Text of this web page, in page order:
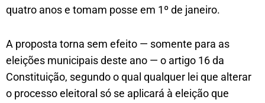
quatro anos e tomam posse em 1º de janeiro.
A proposta torna sem efeito — somente para as
eleições municipais deste ano — o artigo 16 da
Constituição, segundo o qual qualquer lei que alterar
o processo eleitoral só se aplicará à eleição que